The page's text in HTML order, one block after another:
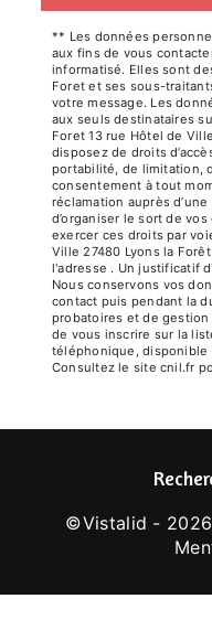
** Les données
aux fins de vous
informatisé. Elles sont
Foret et ses sous-
votre message. Les
aux seuls destinataires
Foret 13 rue Hôtel de
disposez de droits
portabilité, de limitation,
consentement à tout
réclamation auprès
d’organiser le sort de
exercer ces droits par
Ville 27480 Lyons la
l'adresse . Un justificatif
Nous conservons vos
contact puis pendant la
probatoires et de
de vous inscrire sur la
téléphonique, disponible
Consultez le site cnil.fr
©Vistalid -